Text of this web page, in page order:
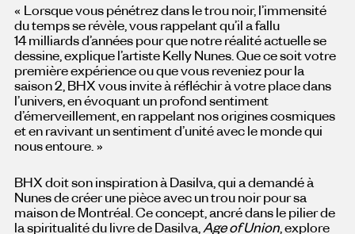
« Lorsque vous pénétrez dans le trou noir, l’immensité
du temps se révèle, vous rappelant qu’il a fallu
14 milliards d’années pour que notre réalité actuelle se
dessine, explique l’artiste Kelly Nunes. Que ce soit votre
première expérience ou que vous reveniez pour la
saison 2, BHX vous invite à réfléchir à votre place dans
l’univers, en évoquant un profond sentiment
d’émerveillement, en rappelant nos origines cosmiques
et en ravivant un sentiment d’unité avec le monde qui
nous entoure. »
BHX doit son inspiration à Dasilva, qui a demandé à
Nunes de créer une pièce avec un trou noir pour sa
maison de Montréal. Ce concept, ancré dans le pilier de
la spiritualité du livre de Dasilva, Age of Union, explore